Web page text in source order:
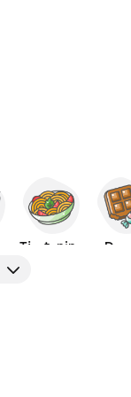
Tjestenina